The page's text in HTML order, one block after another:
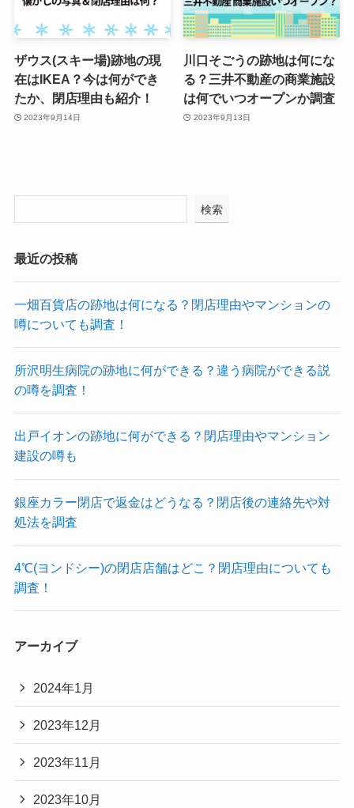
ザウス(スキー場)跡地の現
在はIKEA？今は何ができ
たか、閉店理由も紹介！
2023年9月14日
川口そごうの跡地は何にな
る？三井不動産の商業施設
は何でいつオープンか調査
2023年9月13日
検索
最近の投稿
一畑百貨店の跡地は何になる？閉店理由やマンションの
噂についても調査！
所沢明生病院の跡地に何ができる？違う病院ができる説
の噂を調査！
出戸イオンの跡地に何ができる？閉店理由やマンション
建設の噂も
銀座カラー閉店で返金はどうなる？閉店後の連絡先や対
処法を調査
4℃(ヨンドシー)の閉店店舗はどこ？閉店理由についても
調査！
アーカイブ
2024年1月
2023年12月
2023年11月
2023年10月